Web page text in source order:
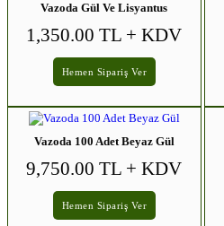
Vazoda Gül Ve Lisyantus
1,350.00 TL + KDV
Hemen Sipariş Ver
Vazoda 100 Adet Beyaz Gül
9,750.00 TL + KDV
Hemen Sipariş Ver